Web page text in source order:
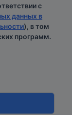
с
данных в
), в том
программ.